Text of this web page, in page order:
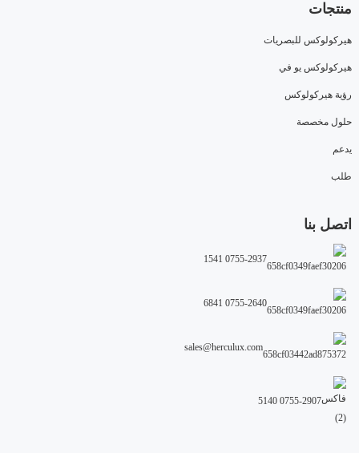
منتجات
هيركولوكس للبصريات
هيركولوكس يو في
رؤية هيركولوكس
حلول مخصصة
يدعم
طلب
اتصل بنا
0755-2937 1541
0755-2640 6841
sales@herculux.com
0755-2907 5140